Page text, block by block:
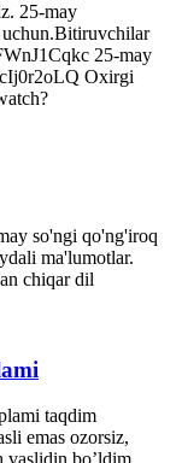
25-may
uchun.Bitiruvchilar
25-may
Oxirgi
so'ngi qo'ng'iroq
ma'lumotlar.
chiqar dil
taqdim
emas ozorsiz,